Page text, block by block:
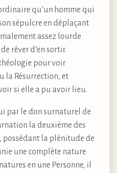
qu’un homme qui
sépulcre en déplaçant
assez lourde
rêver d’en sortir.
pour voir
la Résurrection, et
si elle a pu avoir lieu.
par le don surnaturel de
la deuxième des
possédant la plénitude de
une complète nature
en une Personne, il